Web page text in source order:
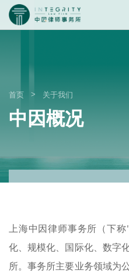
首页 > 关于我们
中因概况
上海中因律师事务所（下称
化、规模化、国际化、数字
所。事务所主要业务领域为